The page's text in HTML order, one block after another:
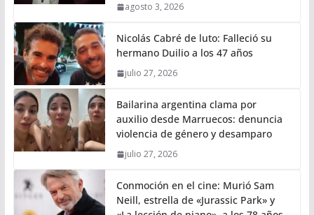
agosto 3, 2026
Nicolás Cabré de luto: Falleció su
hermano Duilio a los 47 años
julio 27, 2026
Bailarina argentina clama por
auxilio desde Marruecos: denuncia
violencia de género y desamparo
julio 27, 2026
Conmoción en el cine: Murió Sam
Neill, estrella de «Jurassic Park» y